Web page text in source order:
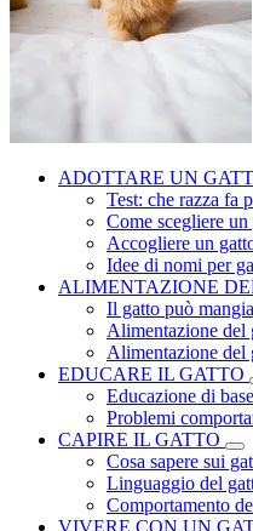
ADOTTARE UN
Test: che razza fa
Come scegliere un
Accogliere un
Idee di nomi per
ALIMENTAZIONE
Il gatto può
Alimentazione del
Alimentazione del
EDUCARE IL GATTO
Educazione di
Problemi
CAPIRE IL GATTO
Cosa sapere sui
Linguaggio del
Comportamento
VIVERE CON UN